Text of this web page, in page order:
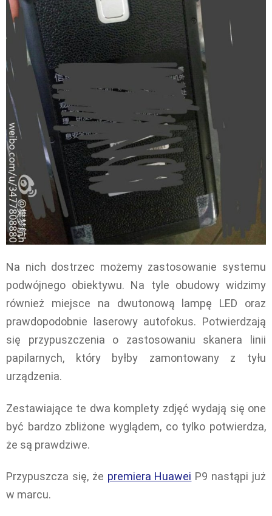
Na nich dostrzec możemy zastosowanie systemu
podwójnego obiektywu. Na tyle obudowy widzimy
również miejsce na dwutonową lampę LED oraz
prawdopodobnie laserowy autofokus. Potwierdzają
się przypuszczenia o zastosowaniu skanera linii
papilarnych, który byłby zamontowany z tyłu
urządzenia.
Zestawiające te dwa komplety zdjęć wydają się one
być bardzo zbliżone wyglądem, co tylko potwierdza,
że są prawdziwe.
Przypuszcza się, że premiera Huawei P9 nastąpi już
w marcu.